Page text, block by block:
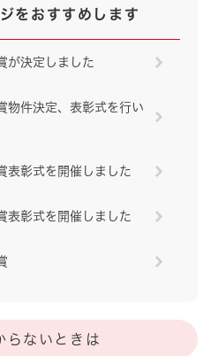
をおすすめします
が決定しました
物件決定、表彰式を行い
表彰式を開催しました
表彰式を開催しました
らないときは